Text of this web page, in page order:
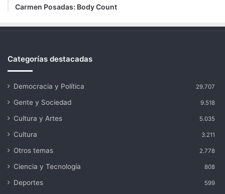
Carmen Posadas: Body Count
Categorías destacadas
Democracia y Política 29.707
Gente y Sociedad 9.518
Cultura y Artes 5.035
Cultura 3.211
Otros temas 2.778
Ciencia y Tecnología 808
Deportes 599